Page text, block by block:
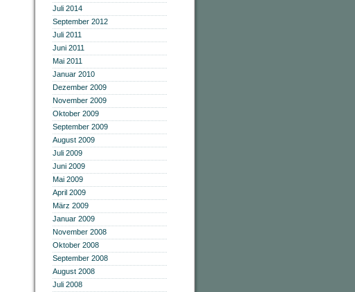
Juli 2014
September 2012
Juli 2011
Juni 2011
Mai 2011
Januar 2010
Dezember 2009
November 2009
Oktober 2009
September 2009
August 2009
Juli 2009
Juni 2009
Mai 2009
April 2009
März 2009
Januar 2009
November 2008
Oktober 2008
September 2008
August 2008
Juli 2008